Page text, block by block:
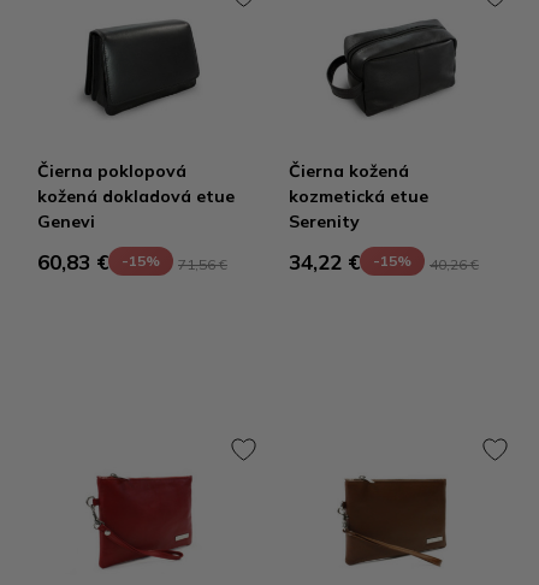
Čierna poklopová
kožená dokladová etue
Genevi
60,83 € -15% 71,56 €
Čierna kožená
kozmetická etue
Serenity
34,22 € -15% 40,26 €